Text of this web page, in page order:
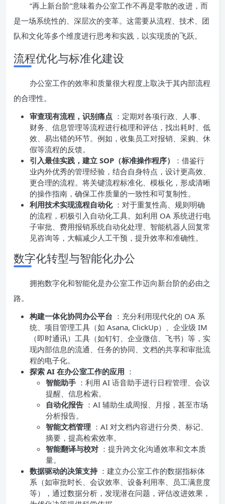
“再上新台阶”意味着办公室工作不再是零散的改进，而
是一场系统性的、深层次的变革。这需要从流程、技术、团
队和文化等多个维度进行思考和实践，以实现质的飞跃。
流程优化与标准化建设
办公室工作的效率和质量很大程度上取决于其内部流程
的合理性。
审查现有流程，识别痛点 ：定期对各项行政、人事、
财务、信息管理等流程进行梳理和评估，找出耗时、低
效、易出错的环节。例如，收集员工对报销、采购、休
假等流程的反馈。
引入最佳实践，建立 SOP（标准操作程序）
：借鉴行
业内外优秀的管理经验，结合自身特点，设计更高效、
更合理的流程。将关键流程标准化、模板化，形成清晰
的操作指南，确保工作质量的一致性和可复制性。
利用技术实现流程自动化 ：对于重复性高、规则明确
的流程，积极引入自动化工具。如利用 OA 系统进行电
子审批、费用报销系统自动化处理、智能机器人回复常
见咨询等，大幅减少人工干预，提升效率和准确性。
数字化转型与智能化办公
拥抱数字化和智能化是办公室工作迈向新台阶的必由之
路。
构建一体化协同办公平台 ：充分利用现代化的 OA 系
统、项目管理工具（如 Asana, ClickUp）、企业级 IM
（即时通讯）工具（如钉钉、企业微信、飞书）等，实
现内部信息的流通、任务的协同、文档的共享和审批流
程的电子化。
探索 AI 在办公室工作的应用 ：
智能助手 ：利用 AI 语音助手进行日程管理、会议
提醒、信息检索。
自动化报告 ：AI 辅助生成周报、月报，甚至市场
分析报告。
智能文档管理 ：AI 对文档内容进行分类、标记、
摘要，提高检索效率。
智能翻译与校对 ：提升跨文化沟通效率和文本质
量。
数据驱动的决策支持 ：建立办公室工作的数据指标体
系（如审批时长、会议效率、设备利用率、员工满意度
等），通过数据分析，发现潜在问题，评估改进效果，